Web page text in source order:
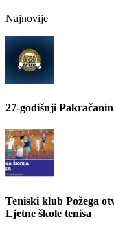
Najnovije
27-godišnji
Teniski klub Požega
Ljetne škole tenisa